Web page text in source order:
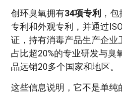
创环臭氧拥有34项专利 ，
专利和外观专利，并通过
证，持有消毒产品生产企业
占比超20%的专业研发与臭
品远销20多个国家和地区。
这些信息说明，它不是单纯